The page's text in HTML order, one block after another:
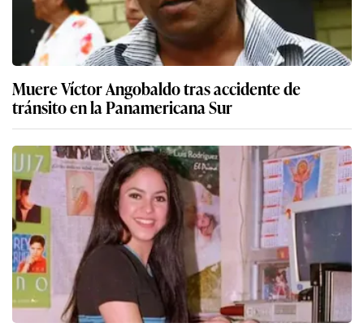
Muere Víctor Angobaldo tras accidente de
tránsito en la Panamericana Sur